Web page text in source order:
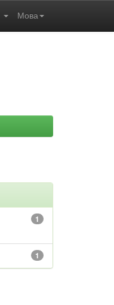
Мова
1
1